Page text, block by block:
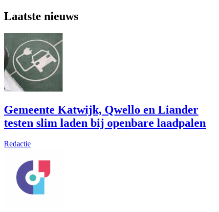
Laatste nieuws
Gemeente Katwijk, Qwello en Liander
testen slim laden bij openbare laadpalen
Redactie